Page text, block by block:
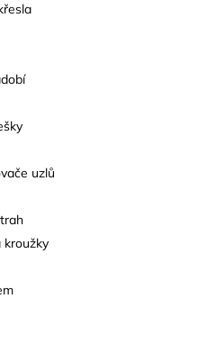
uzlů
kroužky